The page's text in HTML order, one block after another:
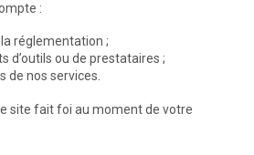
:
la réglementation ;
d’outils ou de prestataires ;
de nos services.
site fait foi au moment de votre